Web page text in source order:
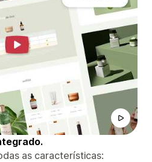
as características: